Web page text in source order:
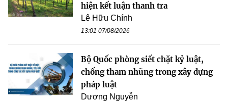
hiện kết luận thanh tra
Lê Hữu Chính
13:01 07/08/2026
Bộ Quốc phòng siết chặt kỷ luật,
chống tham nhũng trong xây dựng
pháp luật
Dương Nguyễn